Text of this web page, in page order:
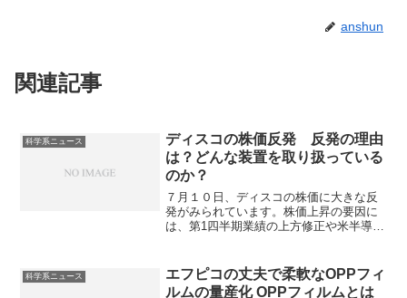
anshun
関連記事
科学系ニュース
ディスコの株価反発 反発の理由
は？どんな装置を取り扱っている
のか？
７月１０日、ディスコの株価に大きな反
発がみられています。株価上昇の要因に
は、第1四半期業績の上方修正や米半導体
はどのようなものがあるか、主力製品の
一つであるダイシングソーとは何かを知
科学系ニュース
エフピコの丈夫で柔軟なOPPフィ
ルムの量産化 OPPフィルムとは